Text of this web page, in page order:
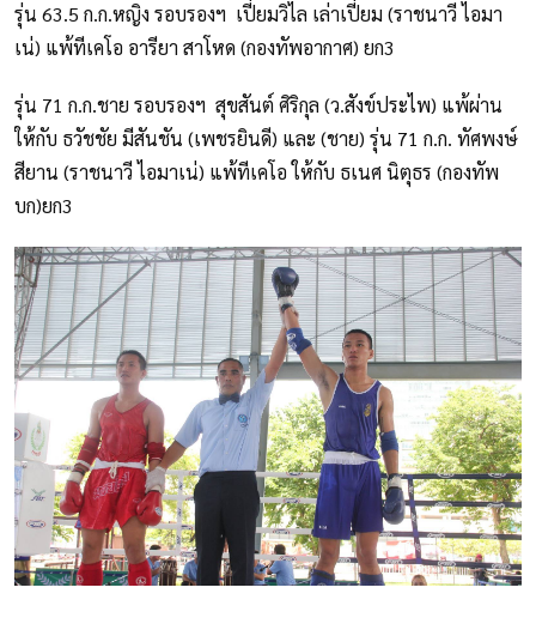
รุ่น 63.5 ก.ก.หญิง รอบรองฯ เปี่ยมวิไล เล่าเปี่ยม (ราชนาวี ไอมา
เน่) แพ้ทีเคโอ อารียา สาโหด (กองทัพอากาศ) ยก3
รุ่น 71 ก.ก.ชาย รอบรองฯ สุขสันต์ ศิริกุล (ว.สังข์ประไพ) แพ้ผ่าน
ให้กับ ธวัชชัย มีสันชัน (เพชรยินดี) และ (ชาย) รุ่น 71 ก.ก. ทัศพงษ์
สียาน (ราชนาวี ไอมาเน่) แพ้ทีเคโอ ให้กับ ธเนศ นิตุธร (กองทัพ
บก)ยก3